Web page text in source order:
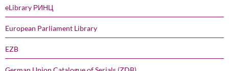
eLibrary РИНЦ
European Parliament Library
EZB